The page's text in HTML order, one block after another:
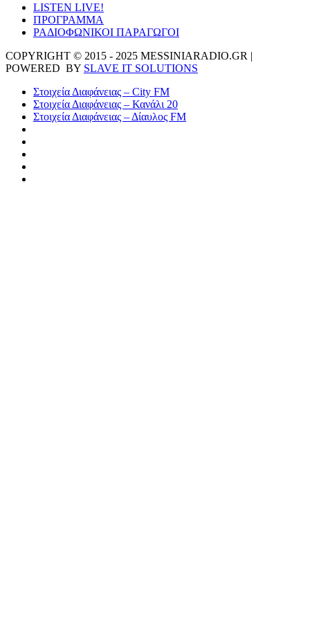
LISTEN LIVE!
ΠΡΟΓΡΑΜΜΑ
ΡΑΔΙΟΦΩΝΙΚΟΙ ΠΑΡΑΓΩΓΟΙ
COPYRIGHT © 2015 - 2025 MESSINIARADIO.GR |
POWERED BY SLAVE IT SOLUTIONS
Στοιχεία Διαφάνειας – City FM
Στοιχεία Διαφάνειας – Κανάλι 20
Στοιχεία Διαφάνειας – Δίαυλος FM